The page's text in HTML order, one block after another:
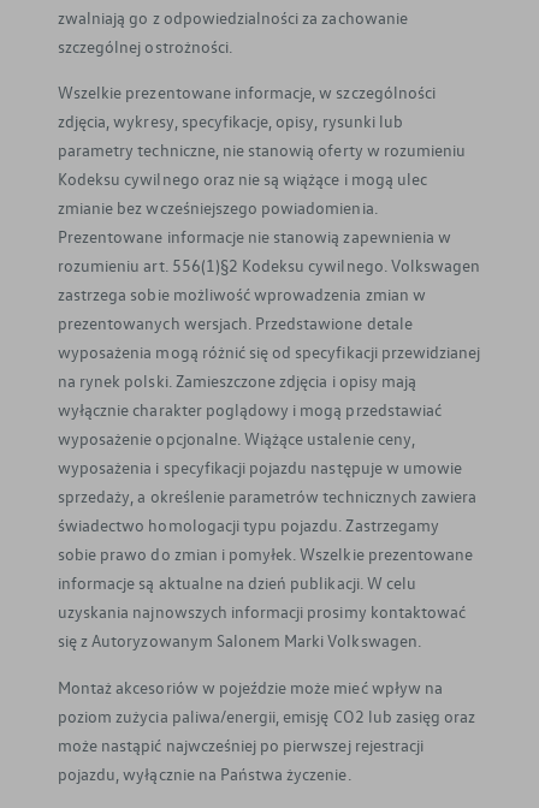
zwalniają go z odpowiedzialności za zachowanie
szczególnej ostrożności.
Wszelkie prezentowane informacje, w szczególności
zdjęcia, wykresy, specyfikacje, opisy, rysunki lub
parametry techniczne, nie stanowią oferty w rozumieniu
Kodeksu cywilnego oraz nie są wiążące i mogą ulec
zmianie bez wcześniejszego powiadomienia.
Prezentowane informacje nie stanowią zapewnienia w
rozumieniu art. 556(1)§2 Kodeksu cywilnego. Volkswagen
zastrzega sobie możliwość wprowadzenia zmian w
prezentowanych wersjach. Przedstawione detale
wyposażenia mogą różnić się od specyfikacji przewidzianej
na rynek polski. Zamieszczone zdjęcia i opisy mają
wyłącznie charakter poglądowy i mogą przedstawiać
wyposażenie opcjonalne. Wiążące ustalenie ceny,
wyposażenia i specyfikacji pojazdu następuje w umowie
sprzedaży, a określenie parametrów technicznych zawiera
świadectwo homologacji typu pojazdu. Zastrzegamy
sobie prawo do zmian i pomyłek. Wszelkie prezentowane
informacje są aktualne na dzień publikacji. W celu
uzyskania najnowszych informacji prosimy kontaktować
się z Autoryzowanym Salonem Marki Volkswagen.
Montaż akcesoriów w pojeździe może mieć wpływ na
poziom zużycia paliwa/energii, emisję CO2 lub zasięg oraz
może nastąpić najwcześniej po pierwszej rejestracji
pojazdu, wyłącznie na Państwa życzenie.